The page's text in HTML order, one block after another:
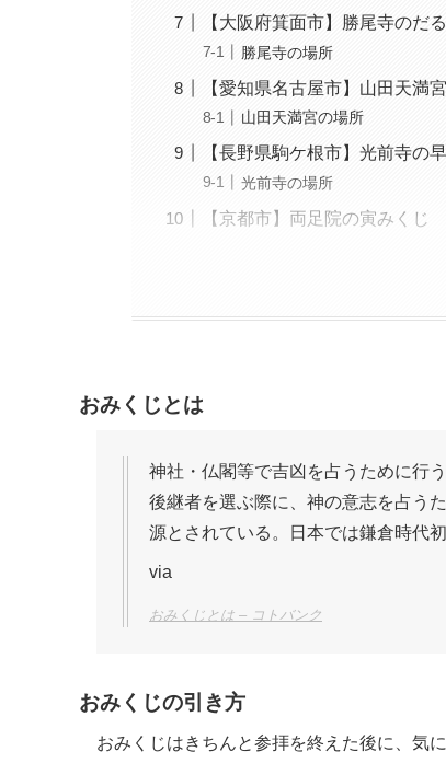
【大阪府箕面市】勝尾寺のだ
勝尾寺の場所
【愛知県名古屋市】山田天満
山田天満宮の場所
【長野県駒ケ根市】光前寺の
光前寺の場所
【京都市】両足院の寅みくじ
おみくじとは
神社・仏閣等で吉凶を占うために行
後継者を選ぶ際に、神の意志を占う
源とされている。日本では鎌倉時代
via
おみくじとは – コトバンク
おみくじの引き方
おみくじはきちんと参拝を終えた後に、気